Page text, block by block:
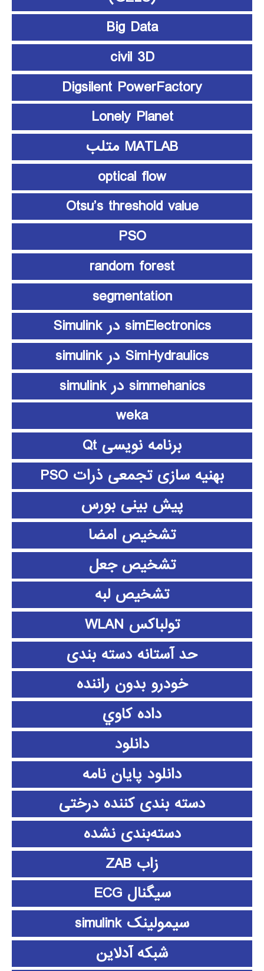
Big Data
civil 3D
Digsilent PowerFactory
Lonely Planet
MATLAB متلب
optical flow
Otsu’s threshold value
PSO
random forest
segmentation
simElectronics در Simulink
SimHydraulics در simulink
simmehanics در simulink
weka
برنامه نویسی Qt
بهنیه سازی تجمعی ذرات PSO
پیش بینی بورس
تشخیص امضا
تشخیص جعل
تشخیص لبه
تولباکس WLAN
حد آستانه دسته بندی
خودرو بدون راننده
داده كاوي
دانلود
دانلود پايان نامه
دسته بندی کننده درختی
دسته‌بندی نشده
زاب ZAB
سیگنال ECG
سیمولینک simulink
شبکه آدلاین